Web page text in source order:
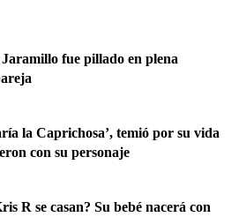
fue pillado en plena
la Caprichosa’, temió por su vida
con su personaje
R se casan? Su bebé nacerá con